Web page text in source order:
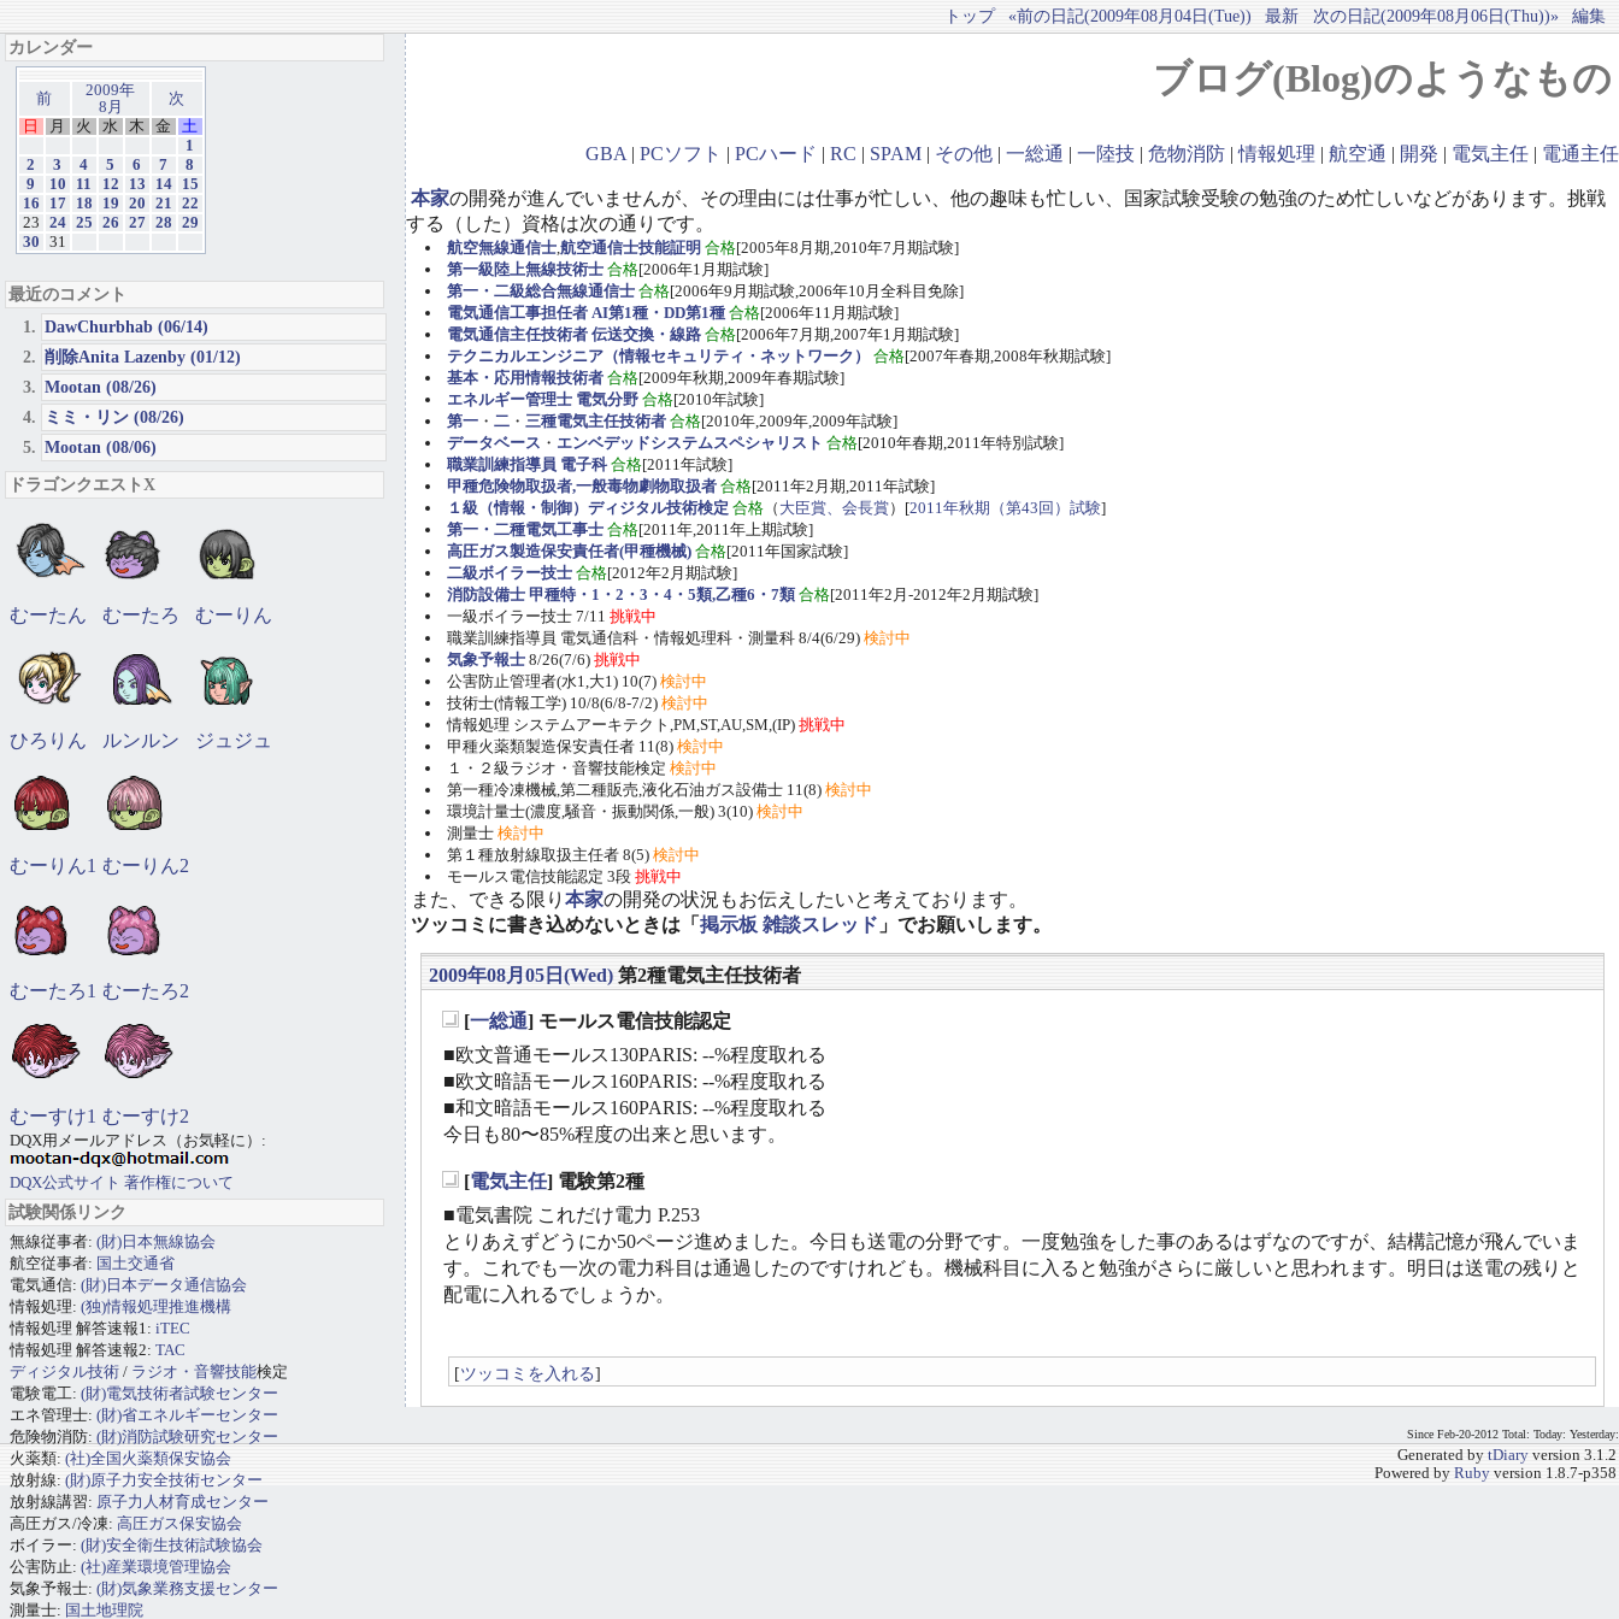
トップ «前の日記(2009年08月04日(Tue)) 最新 次の日記(2009年08月06日(Thu))» 編集
ブログ(Blog)のようなもの
GBA | PCソフト | PCハード | RC | SPAM | その他 | 一総通 | 一陸技 | 危物消防 |情報処理 | 航空通 | 開発 | 電気主任 | 電通主任
本家の開発が進んでいませんが、その理由には仕事が忙しい、他の趣味も忙しい、国家試験受験の勉強のため忙しいなどがあります。挑戦
する（した）資格は次の通りです。
航空無線通信士,航空通信士技能証明 合格[2005年8月期,2010年7月期試験]
第一級陸上無線技術士 合格[2006年1月期試験]
第一・二級総合無線通信士 合格[2006年9月期試験,2006年10月全科目免除]
電気通信工事担任者 AI第1種・DD第1種 合格[2006年11月期試験]
電気通信主任技術者 伝送交換・線路 合格[2006年7月期,2007年1月期試験]
テクニカルエンジニア（情報セキュリティ・ネットワーク）
合格[2007年春期,2008年秋期試験]
基本・応用情報技術者 合格[2009年秋期,2009年春期試験]
エネルギー管理士 電気分野 合格[2010年試験]
第一 ・ 二 ・ 三種電気主任技術者 合格[2010年,2009年,2009年試験]
データベース ・ エンベデッドシステムスペシャリスト 合格[2010年春期,2011年特別試験]
職業訓練指導員 電子科 合格[2011年試験]
甲種危険物取扱者,一般毒物劇物取扱者 合格[2011年2月期,2011年試験]
１級（情報・制御）ディジタル技術検定 合格 （ 大臣賞、会長賞）[2011年秋期（第43回）試験]
第一・二種電気工事士 合格[2011年,2011年上期試験]
高圧ガス製造保安責任者(甲種機械) 合格[2011年国家試験]
二級ボイラー技士 合格[2012年2月期試験]
消防設備士 甲種特・1・2・3・4・5類,乙種6・7類 合格[2011年2月-2012年2月期試験]
一級ボイラー技士 7/11 挑戦中
職業訓練指導員 電気通信科・情報処理科・測量科 8/4(6/29) 検討中
気象予報士 8/26(7/6) 挑戦中
公害防止管理者(水1,大1) 10(7) 検討中
技術士(情報工学) 10/8(6/8-7/2) 検討中
情報処理 システムアーキテクト,PM,ST,AU,SM,(IP) 挑戦中
甲種火薬類製造保安責任者 11(8) 検討中
１・２級ラジオ・音響技能検定 検討中
第一種冷凍機械,第二種販売,液化石油ガス設備士 11(8) 検討中
環境計量士(濃度,騒音・振動関係,一般) 3(10) 検討中
測量士 検討中
第１種放射線取扱主任者 8(5) 検討中
モールス電信技能認定 3段 挑戦中
また、できる限り 本家の開発の状況もお伝えしたいと考えております。
ツッコミに書き込めないときは「 掲示板 雑談スレッド 」でお願いします。
2009年08月05日(Wed) 第2種電気主任技術者
[一総通] モールス電信技能認定
■欧文普通モールス130PARIS: --%程度取れる
■欧文暗語モールス160PARIS: --%程度取れる
■和文暗語モールス160PARIS: --%程度取れる
今日も80〜85%程度の出来と思います。
[電気主任] 電験第2種
■電気書院 これだけ電力 P.253
とりあえずどうにか50ページ進めました。今日も送電の分野です。一度勉強をした事のあるはずなのですが、結構記憶が飛んでいま
す。これでも一次の電力科目は通過したのですけれども。機械科目に入ると勉強がさらに厳しいと思われます。明日は送電の残りと
配電に入れるでしょうか。
[ツッコミを入れる]
カレンダー
前
2009年
8月
次
日
月 火 水 木 金
土
1
2
3 4 5 6 7
8
9
10 11 12 13 14
15
16
17 18 19 20 21
22
23
24 25 26 27 28
29
30
31
最近のコメント
DawChurbhab (06/14)
削除Anita Lazenby (01/12)
Mootan (08/26)
ミミ・リン (08/26)
Mootan (08/06)
ドラゴンクエストX
むーたん むーたろ むーりん
ひろりん ルンルン ジュジュ
むーりん1 むーりん2
むーたろ1 むーたろ2
むーすけ1 むーすけ2
DQX用メールアドレス（お気軽に）:
DQX公式サイト 著作権について
試験関係リンク
無線従事者: (財)日本無線協会
航空従事者: 国土交通省
電気通信: (財)日本データ通信協会
情報処理: (独)情報処理推進機構
情報処理 解答速報1: iTEC
情報処理 解答速報2: TAC
ディジタル技術 / ラジオ・音響技能検定
電験電工: (財)電気技術者試験センター
エネ管理士: (財)省エネルギーセンター
危険物消防: (財)消防試験研究センター
火薬類: (社)全国火薬類保安協会
放射線: (財)原子力安全技術センター
放射線講習: 原子力人材育成センター
高圧ガス/冷凍: 高圧ガス保安協会
ボイラー: (財)安全衛生技術試験協会
公害防止: (社)産業環境管理協会
気象予報士: (財)気象業務支援センター
測量士: 国土地理院
Since Feb-20-2012 Total: Today: Yesterday:
Generated by tDiary version 3.1.2
Powered by Ruby version 1.8.7-p358